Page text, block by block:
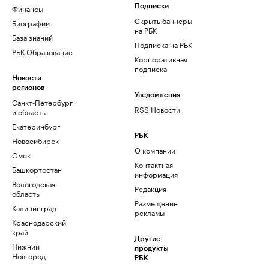
Финансы
Биографии
База знаний
РБК Образование
Новости
регионов
Санкт-Петербург
и область
Екатеринбург
Новосибирск
Омск
Башкортостан
Вологодская
область
Калининград
Краснодарский
край
Нижний
Новгород
Подписки
Скрыть баннеры
на РБК
Подписка на РБК
Корпоративная
подписка
Уведомления
RSS Новости
РБК
О компании
Контактная
информация
Редакция
Размещение
рекламы
Другие
продукты
РБК